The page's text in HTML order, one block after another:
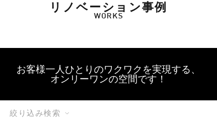
リノベーション事例
WORKS
お客様一人ひとりのワクワクを実現する、
オンリーワンの空間です！
絞り込み検索